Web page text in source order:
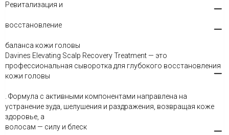
Ревитализация и
восстановление
баланса кожи головы
Davines Elevating Scalp Recovery Treatment — это
профессиональная сыворотка для глубокого восстановления
кожи головы
. Формула с активными компонентами направлена на
устранение зуда, шелушения и раздражения, возвращая коже
здоровье, а
волосам — силу и блеск